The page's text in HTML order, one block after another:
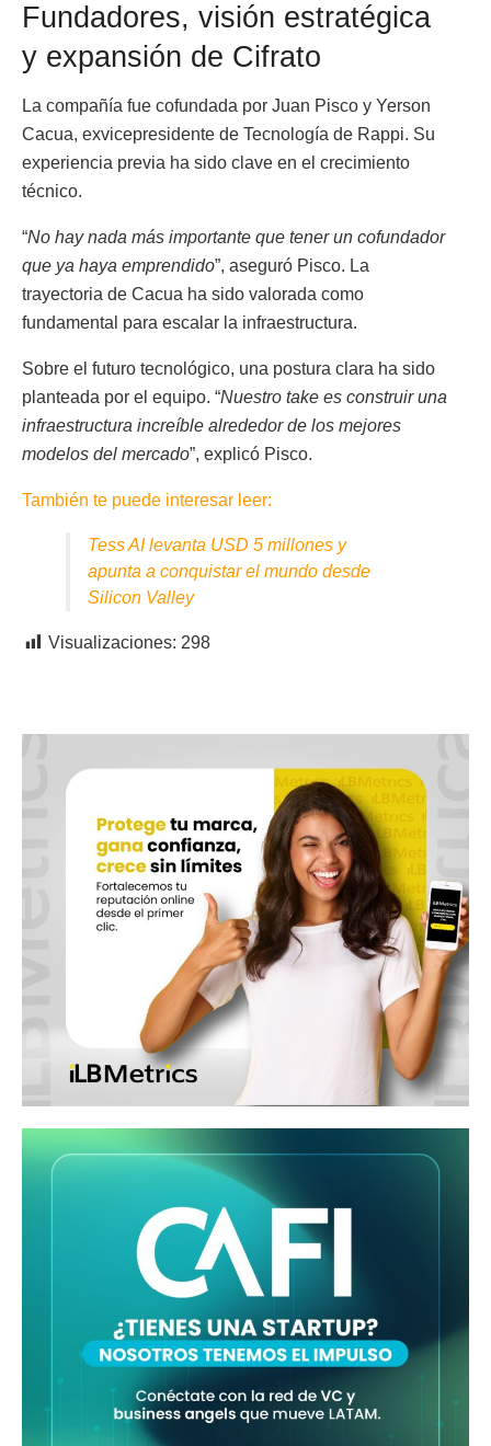
Fundadores, visión estratégica
y expansión de Cifrato
La compañía fue cofundada por Juan Pisco y Yerson
Cacua, exvicepresidente de Tecnología de Rappi. Su
experiencia previa ha sido clave en el crecimiento
técnico.
“No hay nada más importante que tener un cofundador
que ya haya emprendido”, aseguró Pisco. La
trayectoria de Cacua ha sido valorada como
fundamental para escalar la infraestructura.
Sobre el futuro tecnológico, una postura clara ha sido
planteada por el equipo. “Nuestro take es construir una
infraestructura increíble alrededor de los mejores
modelos del mercado”, explicó Pisco.
También te puede interesar leer:
Tess AI levanta USD 5 millones y
apunta a conquistar el mundo desde
Silicon Valley
Visualizaciones: 298